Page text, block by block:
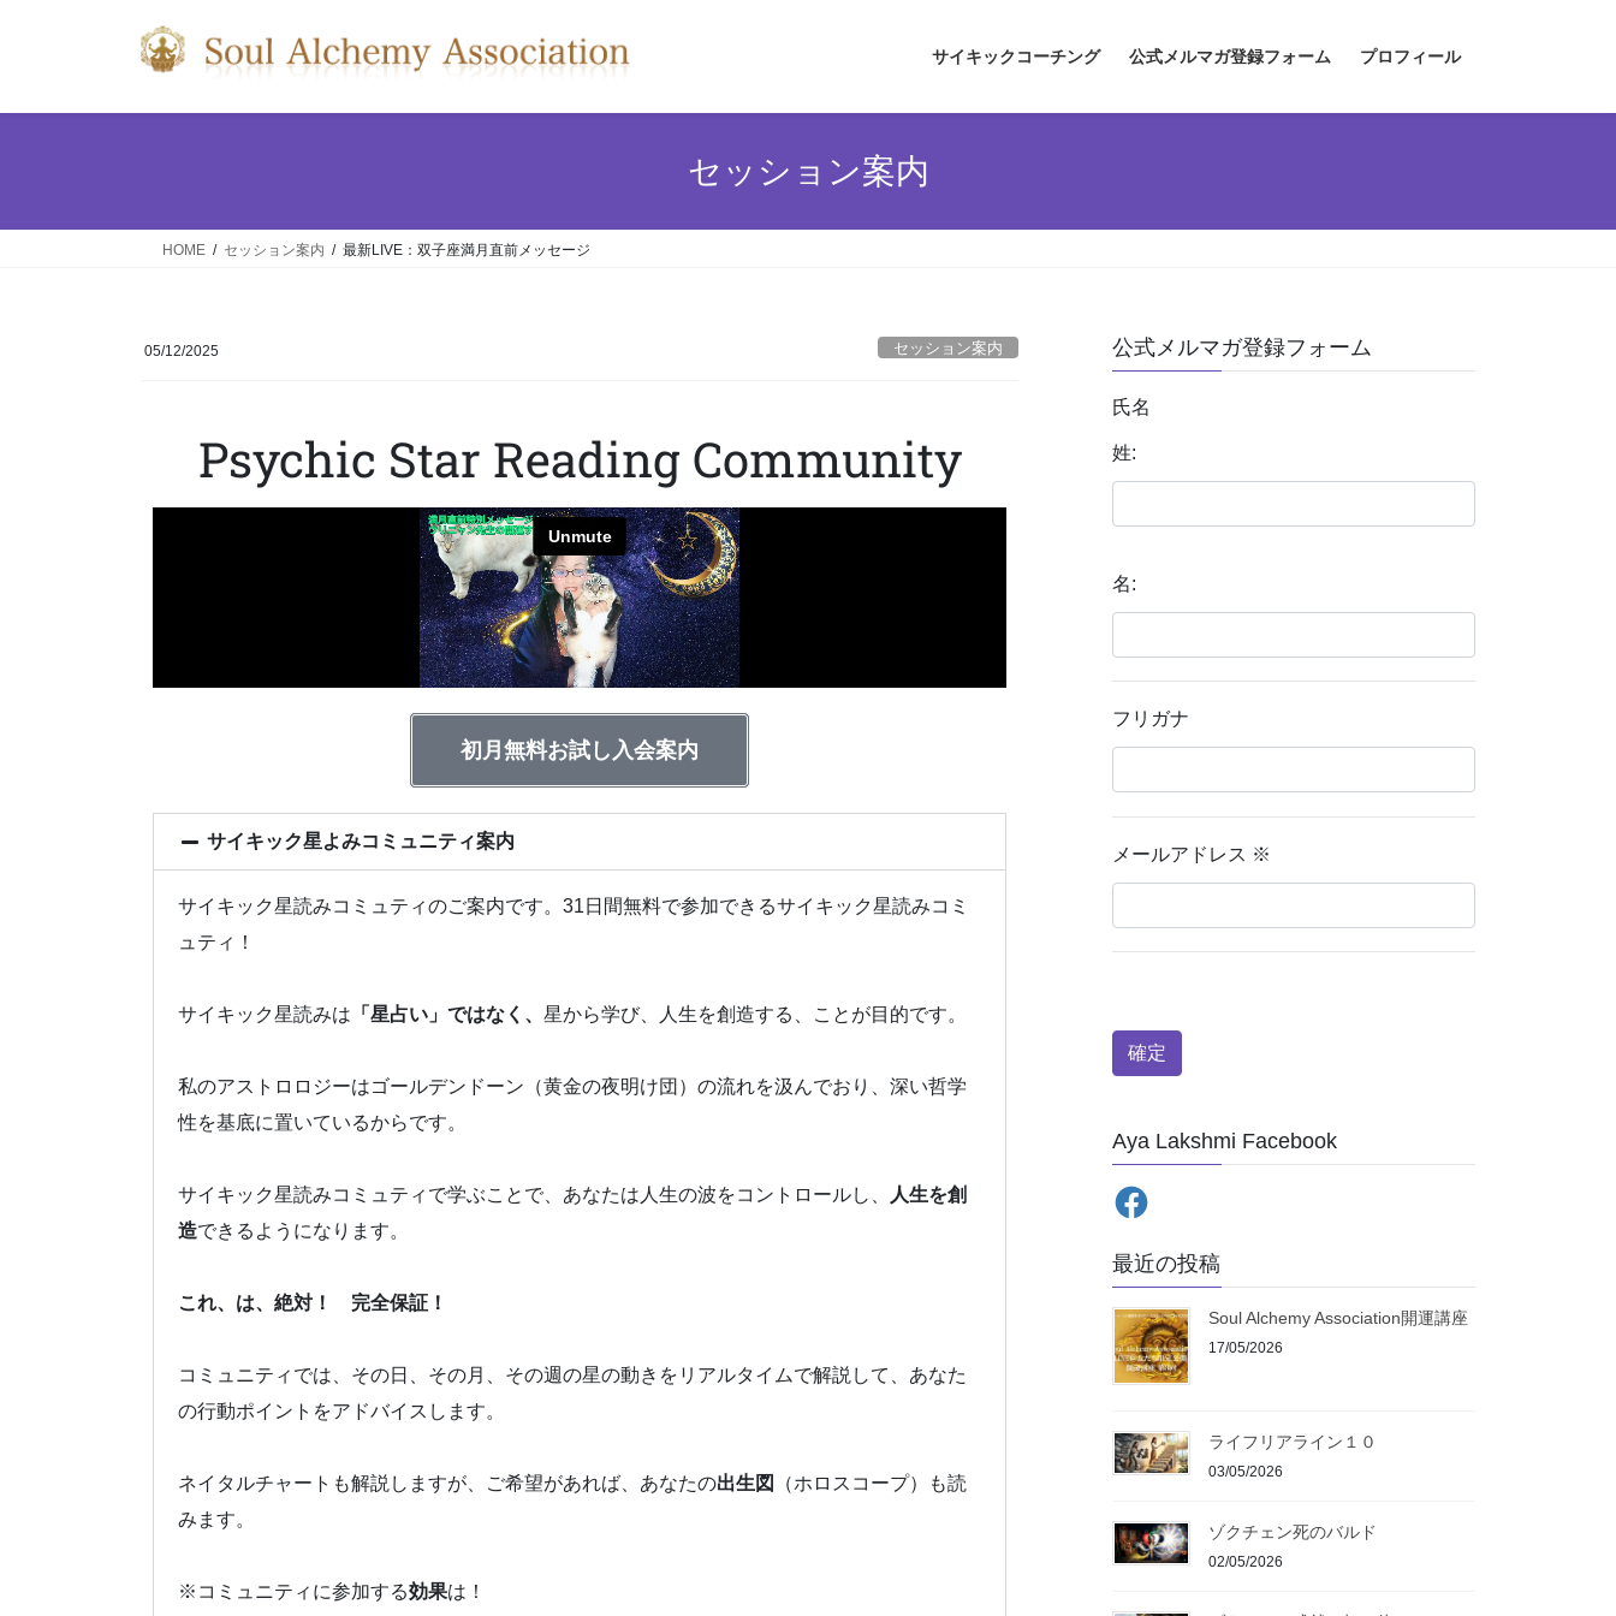
サイキックコーチング 公式メルマガ登録フォーム プロフィール
セッション案内
HOME セッション案内 最新LIVE：双子座満月直前メッセージ
05/12/2025 セッション案内
Psychic Star Reading Community
初月無料お試し入会案内
サイキック星よみコミュニティ案内
サイキック星読みコミュティのご案内です。31日間無料で参加できるサイキック星読みコミ
ュティ！
サイキック星読みは 「星占い」ではなく、 星から学び、人生を創造する、ことが目的です。
私のアストロロジーはゴールデンドーン（黄金の夜明け団）の流れを汲んでおり、深い哲学
性を基底に置いているからです。
サイキック星読みコミュティで学ぶことで、あなたは人生の波をコントロールし、
人生を創
造できるようになります。
これ、は、絶対！ 完全保証！
コミュニティでは、その日、その月、その週の星の動きをリアルタイムで解説して、あなた
の行動ポイントをアドバイスします。
ネイタルチャートも解説しますが、ご希望があれば、あなたの出生図
（ホロスコープ）も読
みます。
※コミュニティに参加する効果は！
公式メルマガ登録フォーム
氏名
姓:
名:
フリガナ
メールアドレス ※
Aya Lakshmi Facebook
最近の投稿
Soul Alchemy Association開運講座
17/05/2026
ライフリアライン１０
03/05/2026
ゾクチェン死のバルド
02/05/2026